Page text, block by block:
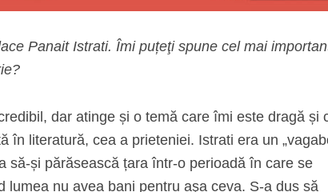
Panait Istrati. Îmi puțeţi spune cel mai
dar atinge și o temă care îmi este dragă și
în literatură, cea a prieteniei. Istrati era un
să-și părăsească țara într-o perioadă în care se
lumea nu avea bani pentru aşa ceva. S-a dus să